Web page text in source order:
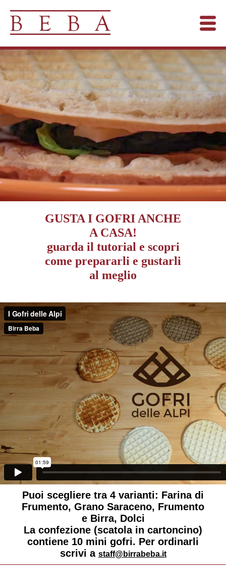
GUSTA I GOFRI ANCHE
A CASA!
guarda il tutorial e scopri
come prepararli e gustarli
al meglio
Puoi scegliere tra 4 varianti: Farina di
Frumento, Grano Saraceno, Frumento
e Birra, Dolci
La confezione (scatola in cartoncino)
contiene 10 mini gofri. Per ordinarli
scrivi a staff@birrabeba.it